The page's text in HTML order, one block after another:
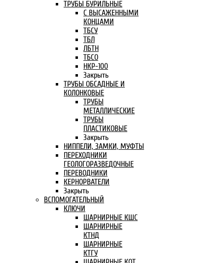
ТРУБЫ БУРИЛЬНЫЕ
С ВЫСАЖЕННЫМИ
КОНЦАМИ
ТБСУ
ТБЛ
ЛБТН
ТБСО
НКР-100
Закрыть
ТРУБЫ ОБСАДНЫЕ И
КОЛОНКОВЫЕ
ТРУБЫ
МЕТАЛЛИЧЕСКИЕ
ТРУБЫ
ПЛАСТИКОВЫЕ
Закрыть
НИППЕЛИ, ЗАМКИ, МУФТЫ
ПЕРЕХОДНИКИ
ГЕОЛОГОРАЗВЕДОЧНЫЕ
ПЕРЕВОДНИКИ
КЕРНОРВАТЕЛИ
Закрыть
ВСПОМОГАТЕЛЬНЫЙ
КЛЮЧИ
ШАРНИРНЫЕ КШС
ШАРНИРНЫЕ
КТНД
ШАРНИРНЫЕ
КТГУ